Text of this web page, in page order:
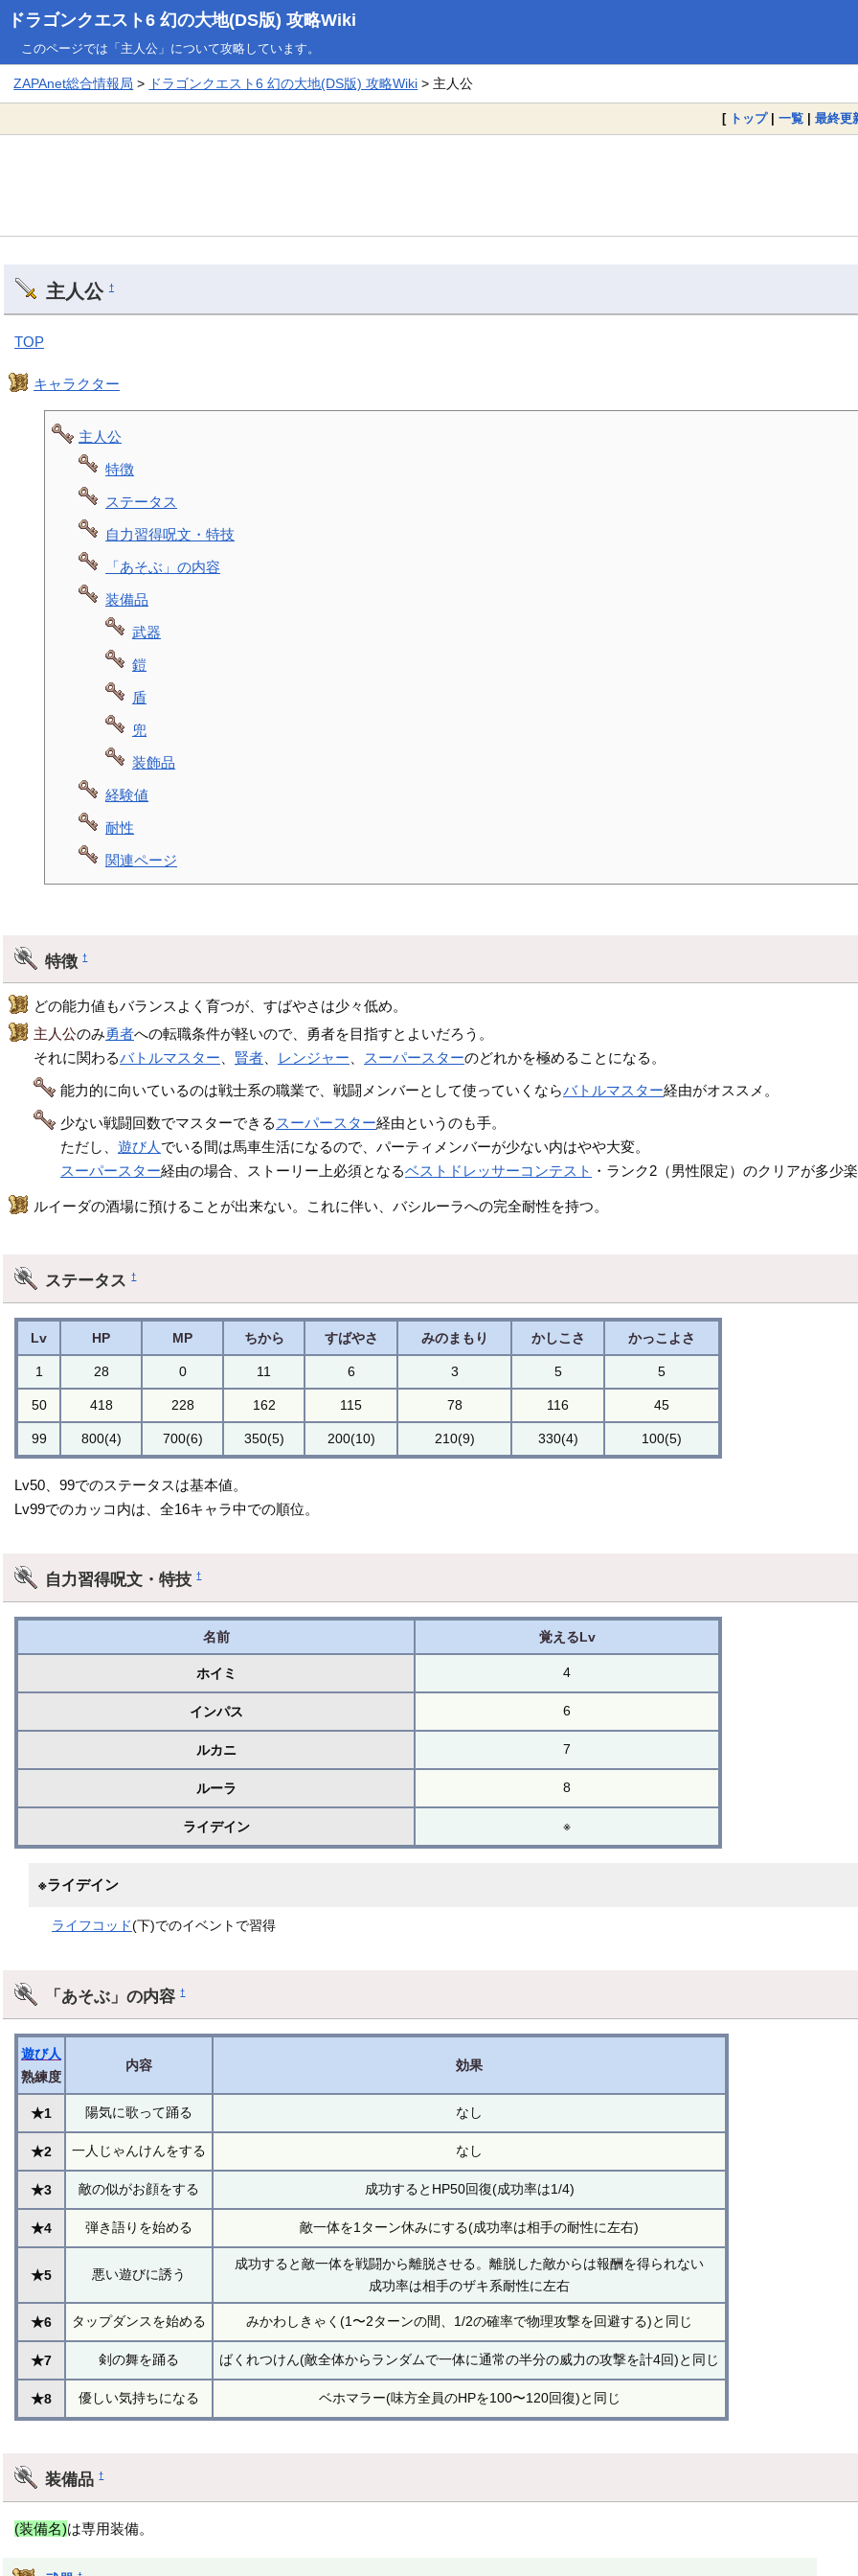
ドラゴンクエスト6 幻の大地(DS版) 攻略Wiki
このページでは「主人公」について攻略しています。
ZAPAnet総合情報局 > ドラゴンクエスト6 幻の大地(DS版) 攻略Wiki > 主人公
[ トップ| 一覧 | 最終更
主人公 †
TOP
キャラクター
主人公
特徴
ステータス
自力習得呪文・特技
「あそぶ」の内容
装備品
武器
鎧
盾
兜
装飾品
経験値
耐性
関連ページ
特徴†
どの能力値もバランスよく育つが、すばやさは少々低め。
主人公のみ勇者への転職条件が軽いので、勇者を目指すとよいだろう。
それに関わるバトルマスター、 賢者、 レンジャー、 スーパースターのどれかを極めることになる。
能力的に向いているのは戦士系の職業で、戦闘メンバーとして使っていくならバトルマスター経由がオススメ。
少ない戦闘回数でマスターできるスーパースター経由というのも手。
ただし、遊び人でいる間は馬車生活になるので、パーティメンバーが少ない内はやや大変。
スーパースター経由の場合、ストーリー上必須となるベストドレッサーコンテスト ・ランク2（男性限定）のクリアが多少
ルイーダの酒場に預けることが出来ない。これに伴い、バシルーラへの完全耐性を持つ。
ステータス†
Lv HP MP ちから すばやさ みのまもり かしこさ かっこよさ
1 28 0 11 6 3 5 5
50 418 228 162 115 78 116 45
99 800(4) 700(6) 350(5) 200(10) 210(9) 330(4) 100(5)
Lv50、99でのステータスは基本値。
Lv99でのカッコ内は、全16キャラ中での順位。
自力習得呪文・特技†
名前 覚えるLv
ホイミ 4
インパス 6
ルカニ 7
ルーラ 8
ライデイン ※
※ライデイン
ライフコッド(下)でのイベントで習得
「あそぶ」の内容†
遊び人
熟練度
内容 効果
★1 陽気に歌って踊る なし
★2 一人じゃんけんをする なし
★3 敵の似がお顔をする 成功するとHP50回復(成功率は1/4)
★4 弾き語りを始める 敵一体を1ターン休みにする(成功率は相手の耐性に左右)
★5 悪い遊びに誘う
成功すると敵一体を戦闘から離脱させる。離脱した敵からは報酬を得られない
成功率は相手のザキ系耐性に左右
★6 タップダンスを始める みかわしきゃく(1〜2ターンの間、1/2の確率で物理攻撃を回避する)と同じ
★7 剣の舞を踊る ばくれつけん(敵全体からランダムで一体に通常の半分の威力の攻撃を計4回)と同じ
★8 優しい気持ちになる ベホマラー(味方全員のHPを100〜120回復)と同じ
装備品†
(装備名)は専用装備。